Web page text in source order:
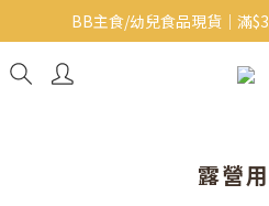
Baby J 意大利有機無麩質
BB主食/幼兒食品現貨｜滿
Baby J 有機蝴
露營